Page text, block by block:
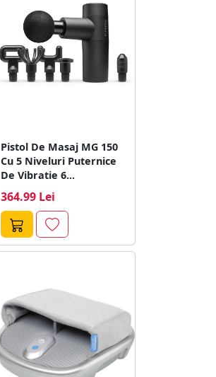
Pistol De Masaj MG 150
Cu 5 Niveluri Puternice
De Vibratie 6...
364.99 Lei